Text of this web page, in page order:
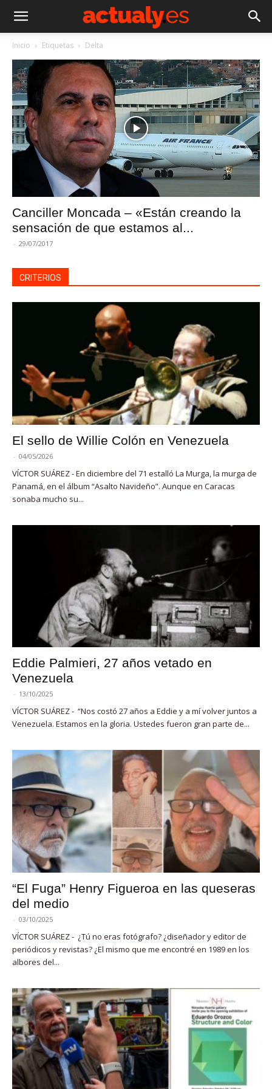
Inicio Etiquetas Delta
Canciller Moncada – «Están creando la
sensación de que estamos al...
- 29/07/2017
CRITERIOS
El sello de Willie Colón en Venezuela
- 04/05/2026
VÍCTOR SUÁREZ - En diciembre del 71 estalló La Murga, la murga de
Panamá, en el álbum “Asalto Navideño”. Aunque en Caracas
sonaba mucho su...
Eddie Palmieri, 27 años vetado en
Venezuela
- 13/10/2025
VÍCTOR SUÁREZ - “Nos costó 27 años a Eddie y a mí volver juntos a
Venezuela. Estamos en la gloria. Ustedes fueron gran parte de...
“El Fuga” Henry Figueroa en las queseras
del medio
- 03/10/2025
VÍCTOR SUÁREZ - ¿Tú no eras fotógrafo? ¿diseñador y editor de
periódicos y revistas? ¿El mismo que me encontré en 1989 en los
albores del...